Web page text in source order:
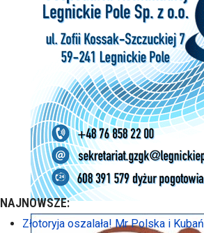
NAJNOWSZE:
Złotoryja oszalała! Mr Polska i